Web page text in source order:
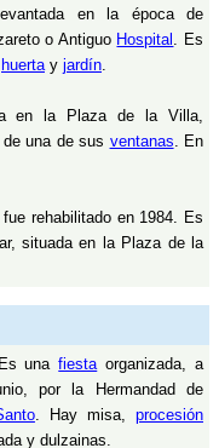
en la época de
o Antiguo Hospital . Es
huertay jardín.
en la Plaza de la Villa,
una de sus ventanas. En
rehabilitado en 1984. Es
situada en la Plaza de la
unafiestaorganizada, a
por la Hermandad de
. Hay misa,procesión
y dulzainas.